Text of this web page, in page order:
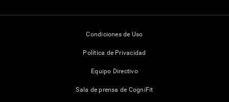
Condiciones de Uso
Política de Privacidad
Equipo Directivo
Sala de prensa de CogniFit